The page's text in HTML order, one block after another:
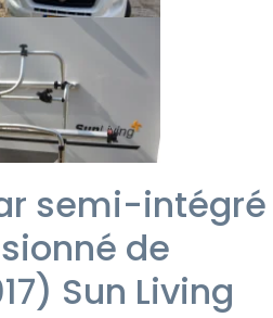
semi-intégré
de
Sun Living